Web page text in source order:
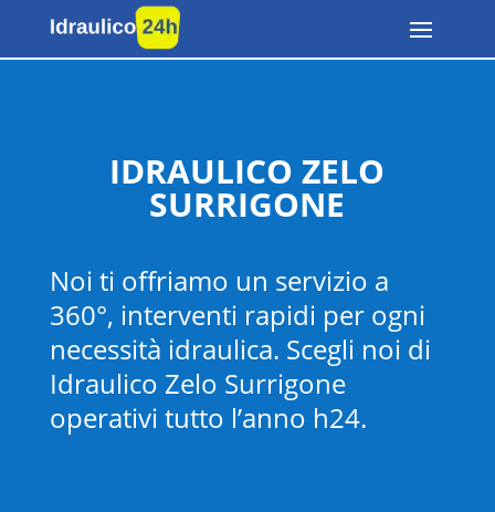
IDRAULICO ZELO
SURRIGONE
Noi ti offriamo un servizio a
360°, interventi rapidi per ogni
necessità idraulica. Scegli noi di
Idraulico Zelo Surrigone
operativi tutto l’anno h24.